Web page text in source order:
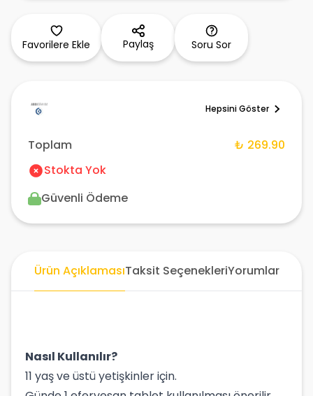
Favorilere Ekle Paylaş Soru Sor
Hepsini Göster
Toplam
₺ 269.90
Stokta Yok
Güvenli Ödeme
Ürün AçıklamasıTaksit SeçenekleriYorumlar
Nasıl Kullanılır?
11 yaş ve üstü yetişkinler için.